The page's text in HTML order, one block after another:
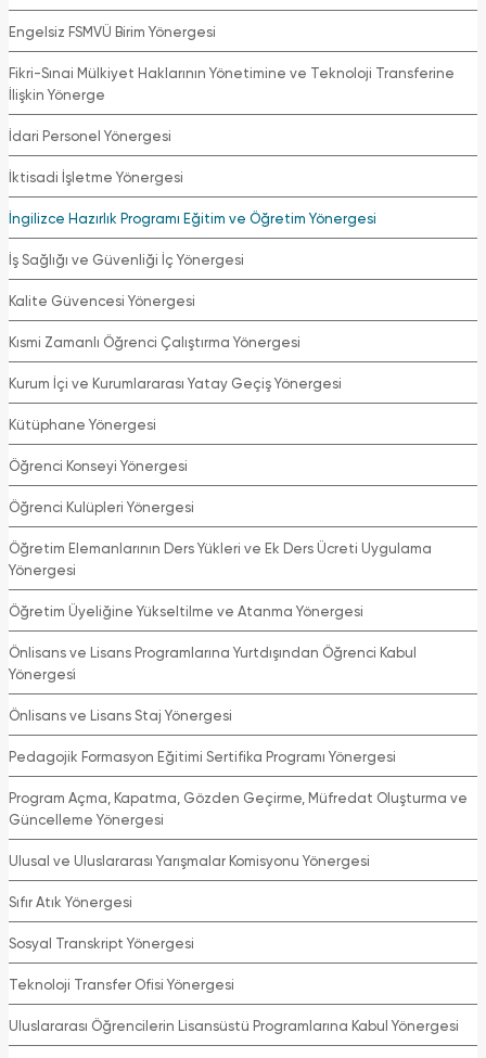
Engelsiz FSMVÜ Birim Yönergesi
Fikri-Sınai Mülkiyet Haklarının Yönetimine ve Teknoloji Transferine
İlişkin Yönerge
İdari Personel Yönergesi
İktisadi İşletme Yönergesi
İngilizce Hazırlık Programı Eğitim ve Öğretim Yönergesi
İş Sağlığı ve Güvenliği İç Yönergesi
Kalite Güvencesi Yönergesi
Kısmi Zamanlı Öğrenci Çalıştırma Yönergesi
Kurum İçi ve Kurumlararası Yatay Geçiş Yönergesi
Kütüphane Yönergesi
Öğrenci Konseyi Yönergesi
Öğrenci Kulüpleri Yönergesi
Öğretim Elemanlarının Ders Yükleri ve Ek Ders Ücreti Uygulama
Yönergesi
Öğretim Üyeliğine Yükseltilme ve Atanma Yönergesi
Önlisans ve Lisans Programlarına Yurtdışından Öğrenci Kabul
Yönergesi̇
Önlisans ve Lisans Staj Yönergesi
Pedagojik Formasyon Eğitimi Sertifika Programı Yönergesi
Program Açma, Kapatma, Gözden Geçirme, Müfredat Oluşturma ve
Güncelleme Yönergesi
Ulusal ve Uluslararası Yarışmalar Komisyonu Yönergesi
Sıfır Atık Yönergesi
Sosyal Transkript Yönergesi
Teknoloji Transfer Ofisi Yönergesi
Uluslararası Öğrencilerin Lisansüstü Programlarına Kabul Yönergesi